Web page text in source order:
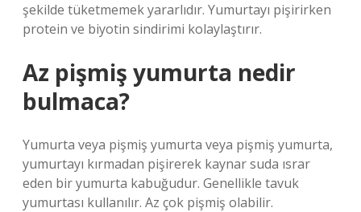
şekilde tüketmemek yararlıdır. Yumurtayı pişirirken
protein ve biyotin sindirimi kolaylaştırır.
Az pişmiş yumurta nedir
bulmaca?
Yumurta veya pişmiş yumurta veya pişmiş yumurta,
yumurtayı kırmadan pişirerek kaynar suda ısrar
eden bir yumurta kabuğudur. Genellikle tavuk
yumurtası kullanılır. Az çok pişmiş olabilir.